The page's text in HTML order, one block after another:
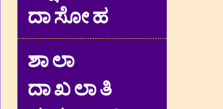
ದಾಸೋಹ
ಶಾಲಾ
ದಾಖಲಾತಿ